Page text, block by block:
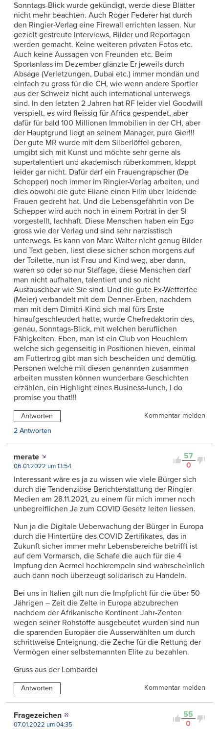
Sonntags-Blick wurde gekündigt, werde diese Blätter
nicht mehr beachten. Auch Roger Federer hat durch
den Ringier-Verlag eine Firewall errichten lassen. Nur
gezielt gestreute Interviews, Bilder und Reportagen
werden gemacht. Keine weiteren privaten Fotos etc.
Auch keine Aussagen von Freunden etc. Beim
Sportanlass im Dezember glänzte Er jeweils durch
Absage (Verletzungen, Dubai etc.) immer mondän und
einfach zu gross für die CH, wie wenn andere Sportler
aus der Schweiz nicht auch international unterwegs
sind. In den letzten 2 Jahren hat RF leider viel Goodwill
verspielt, es wird fleissig für Africa gespendet, aber
dafür für bald 100 Millionen Immobilien in der CH, aber
der Hauptgrund liegt an seinem Manager, pure Gier!!!
Der gute MR wurde mit dem Silberlöffel geboren,
umgibt sich mit Kunst und möchte sehr gerne als
supertalentiert und akademisch rüberkommen, klappt
leider gar nicht. Dafür darf ein Frauengrapscher (De
Schepper) noch immer im Ringier-Verlag arbeiten, und
dies obwohl die gute Eliane einen Film über leidende
Frauen gedreht hat. Und die Lebensgefährtin von De
Schepper wird auch noch in einem Porträt in der SI
vorgestellt, lachhaft. Diese Menschen haben ein Ego
gross wie der Verlag und sind sehr narzisstisch
unterwegs. Es kann von Marc Walter nicht genug Bilder
und Text geben, liest diese sicher schon morgens auf
der Toilette, nun ist Frau und Kind weg, aber dann,
waren so oder so nur Staffage, diese Menschen darf
man nicht aufhalten, talentiert und so nicht
Austauschbar wie Sie sind. Und die gute Ex-Wetterfee
(Meier) verbandelt mit dem Denner-Erben, nachdem
man mit dem Dimitri-Kind sich mal fürs Erste
hinaufgeschleudert hatte, wurde Chefredaktorin des,
genau, Sonntags-Blick, mit welchen beruflichen
Fähigkeiten. Eben, man ist ein Club von Heuchlern
welche sich gegenseitig in Positionen hieven, einmal
am Futtertrog gibt man sich bescheiden und demütig.
Personen welche mit diesen genannten zusammen
arbeiten mussten können wunderbare Geschichten
erzählen, ein Highlight eines Business-lunch, I do
promise you that!!!
Antworten
Kommentar melden
2 Antworten
57
0
merate
06.01.2022 um 13:54
Interessant wäre es ja zu wissen wie viele Bürger sich
durch die Tendenziöse Berichterstattung der Ringier-
Medien am 28.11.2021, zu einem für mich immer noch
unbegreiflichen Ja zum COVID Gesetz leiten liessen.
Nun ja die Digitale Ueberwachung der Bürger in Europa
durch die Hintertüre des COVID Zertifikates, das in
Zukunft sicher immer mehr Lebensbereiche betrifft ist
auf dem Vormarsch, die Schafe die auch für die 4
Impfung den Aermel hochkrempeln sind wahrscheinlich
auch dann noch überzeugt solidarisch zu Handeln.
Bei uns in Italien gilt nun die Impfplicht für die über 50-
Jährigen – Zeit die Zelte in Europa abzubrechen
nachdem der Afrikanische Kontinent Jahr-Zenten
wegen seiner Rohstoffe ausgebeutet wurden sind nun
die sparenden Europäer die Ausserwählten um durch
schrittweise Enteignung, die Zeche für die Rettung der
Vermögen einer selbsternannten Elite zu bezahlen.
Gruss aus der Lombardei
Antworten Kommentar melden
55
0
Fragezeichen
07.01.2022 um 04:35